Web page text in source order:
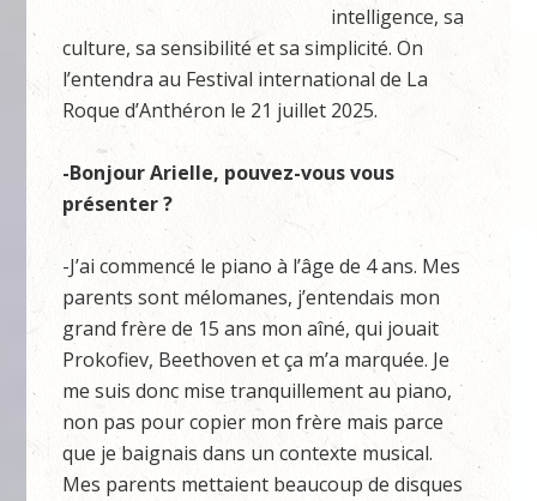
intelligence, sa
culture, sa sensibilité et sa simplicité. On
l’entendra au Festival international de La
Roque d’Anthéron le 21 juillet 2025.
-Bonjour Arielle, pouvez-vous vous
présenter ?
-J’ai commencé le piano à l’âge de 4 ans. Mes
parents sont mélomanes, j’entendais mon
grand frère de 15 ans mon aîné, qui jouait
Prokofiev, Beethoven et ça m’a marquée. Je
me suis donc mise tranquillement au piano,
non pas pour copier mon frère mais parce
que je baignais dans un contexte musical.
Mes parents mettaient beaucoup de disques